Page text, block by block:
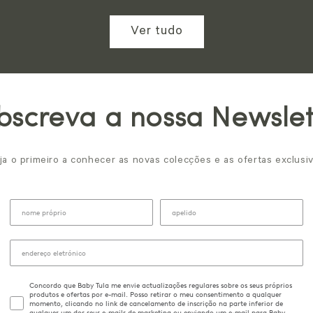
Ver tudo
a nossa
o primeiro a conhecer as novas colecções e as ofertas
Concordo que Baby Tula me envie actualizações regulares sobre os seus próprios
produtos e ofertas por e-mail. Posso retirar o meu consentimento a qualquer
momento, clicando no link de cancelamento de inscrição na parte inferior de